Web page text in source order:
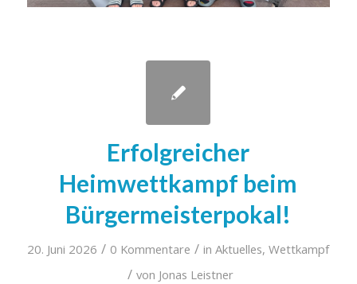
Erfolgreicher
Heimwettkampf beim
Bürgermeisterpokal!
20. Juni 2026 / 0 Kommentare / inAktuelles,Wettkampf
/ von Jonas Leistner